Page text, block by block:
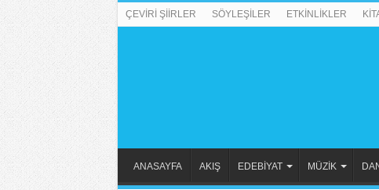
ÇEVİRİ ŞİİRLER SÖYLEŞİLER ETKİNLİKLER
ANASAYFA AKIŞ EDEBİYAT MÜZİK